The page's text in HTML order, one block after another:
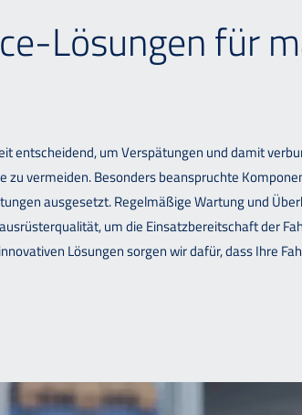
Lösungen für
entscheidend, um Verspätungen und damit
zu vermeiden. Besonders beanspruchte
ausgesetzt. Regelmäßige Wartung und
um die Einsatzbereitschaft der
Lösungen sorgen wir dafür, dass Ihre